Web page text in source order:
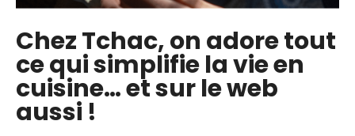
Chez Tchac, on adore tout
ce qui simplifie la vie en
cuisine… et sur le web
aussi !
L’équipe technique